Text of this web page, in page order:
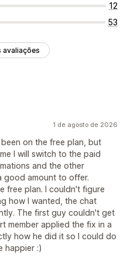
12
53
avaliações
1 de agosto de 2026
been on the free plan, but
I will switch to the paid
and the other
good amount to offer.
free plan. I couldn't figure
how I wanted, the chat
The first guy couldn't get
member applied the fix in a
how he did it so I could do
happier :)